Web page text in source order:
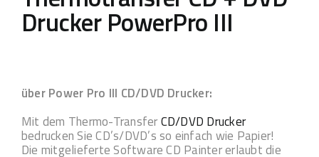
Drucker PowerPro III
über Power Pro III CD/DVD Drucker:
Mit dem Thermo-TransferCD/DVD Drucker
bedrucken Sie CD’s/DVD’s so einfach wie Papier!
Die mitgelieferte Software CD Painter erlaubt die